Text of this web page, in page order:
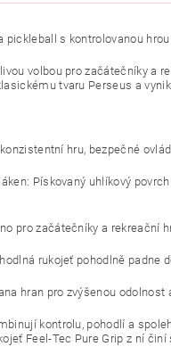
pickleball s kontrolovanou
volbou pro začátečníky a
tvaru Perseus a
hru, bezpečné
Pískovaný uhlíkový
pro začátečníky a rekreační
rukojeť pohodlně
hran pro zvýšenou odolnost
kontrolu, pohodlí a
Feel-Tec Pure Grip z ní